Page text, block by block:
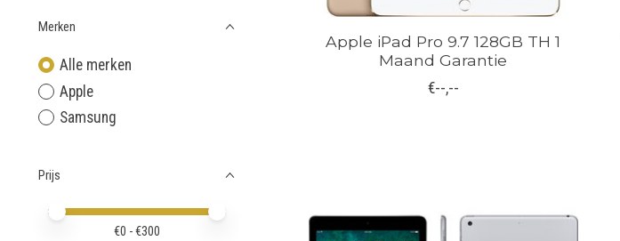
Merken
Alle merken
Apple
Samsung
Prijs
Minimale prijswaarde
Price maximum value
€0 - €300
Apple iPad Pro 9.7 128GB TH 1
Maand Garantie
€--,--